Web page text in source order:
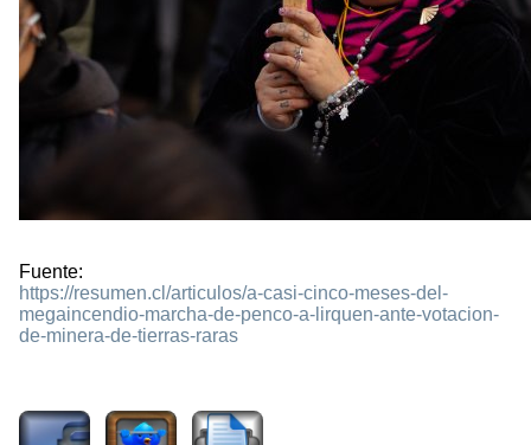
Fuente:
https://resumen.cl/articulos/a-casi-cinco-meses-del-
megaincendio-marcha-de-penco-a-lirquen-ante-votacion-
de-minera-de-tierras-raras